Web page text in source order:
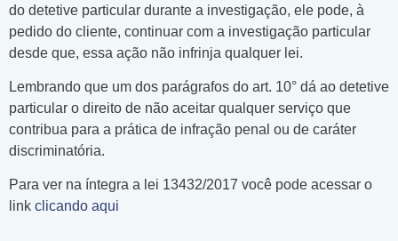
do detetive particular durante a investigação, ele pode, à
pedido do cliente, continuar com a investigação particular
desde que, essa ação não infrinja qualquer lei.
Lembrando que um dos parágrafos do art. 10° dá ao detetive
particular o direito de não aceitar qualquer serviço que
contribua para a prática de infração penal ou de caráter
discriminatória.
Para ver na íntegra a lei 13432/2017 você pode acessar o
link clicando aqui